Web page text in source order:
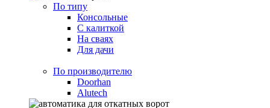
По типу
Консольные
С калиткой
На сваях
Для дачи
По производителю
Doorhan
Alutech